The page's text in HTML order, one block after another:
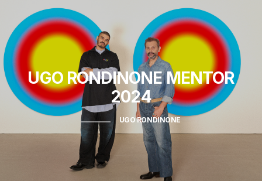
UGO RONDINONEMENTOR
2024
UGO RONDINONE